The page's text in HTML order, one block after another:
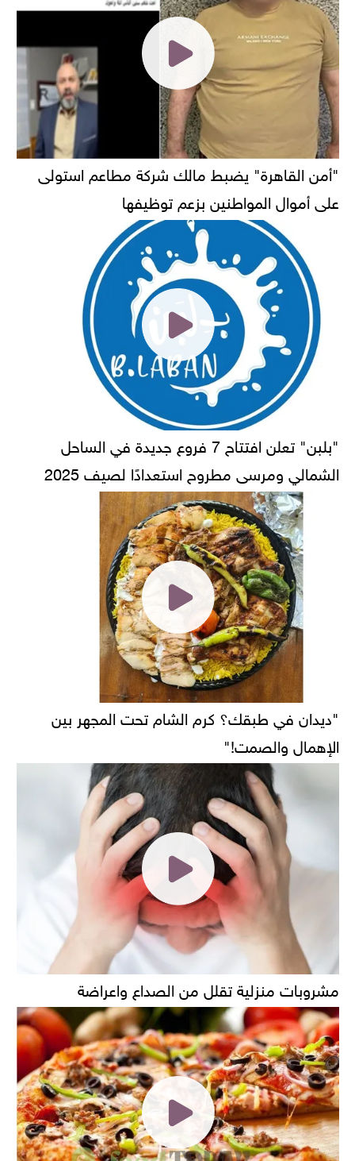
"أمن القاهرة" يضبط مالك شركة مطاعم استولى
على أموال المواطنين بزعم توظيفها
"بلبن" تعلن افتتاح 7 فروع جديدة في الساحل
الشمالي ومرسى مطروح استعدادًا لصيف 2025
"ديدان في طبقك؟ كرم الشام تحت المجهر بين
الإهمال والصمت!"
مشروبات منزلية تقلل من الصداع واعراضة